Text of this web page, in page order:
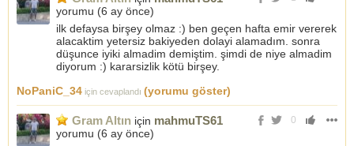
yorumu (6 ay önce)
ilk defaysa birşey olmaz :) ben geçen hafta emir vererek
alacaktim yetersiz bakiyeden dolayi alamadım. sonra
düşunce iyiki almadim demiştim. şimdi de niye almadim
diyorum :) kararsizlik kötü birşey.
NoPaniC_34 için cevaplandı (yorumu göster)
0
Gram Altın için mahmuTS61
yorumu (6 ay önce)